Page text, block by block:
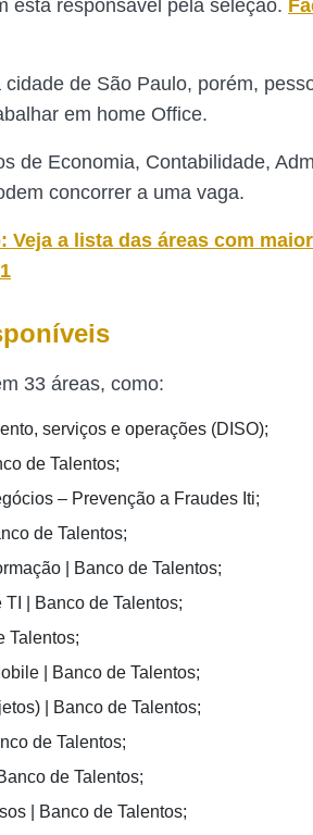
está responsável pela seleção.
de São Paulo, porém,
em home Office.
de Economia, Contabilidade,
concorrer a uma vaga.
Veja a lista das áreas com
33 áreas, como:
serviços e operações (DISO);
de Talentos;
– Prevenção a Fraudes Iti;
de Talentos;
| Banco de Talentos;
| Banco de Talentos;
Talentos;
| Banco de Talentos;
| Banco de Talentos;
de Talentos;
de Talentos;
| Banco de Talentos;